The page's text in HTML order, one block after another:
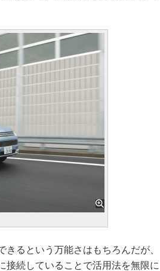
るという万能さはもちろんだが、
接続していることで活用法を無限に